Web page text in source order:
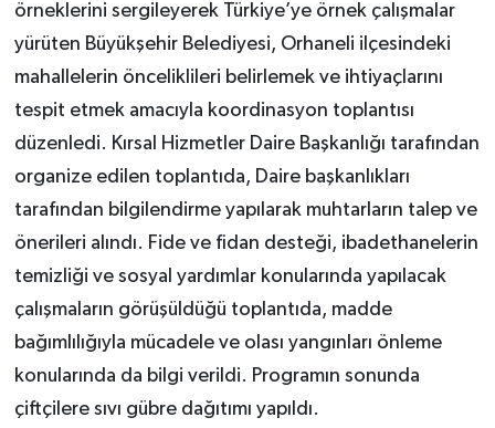
örneklerini sergileyerek Türkiye’ye örnek çalışmalar
yürüten Büyükşehir Belediyesi, Orhaneli ilçesindeki
mahallelerin önceliklileri belirlemek ve ihtiyaçlarını
tespit etmek amacıyla koordinasyon toplantısı
düzenledi. Kırsal Hizmetler Daire Başkanlığı tarafından
organize edilen toplantıda, Daire başkanlıkları
tarafından bilgilendirme yapılarak muhtarların talep ve
önerileri alındı. Fide ve fidan desteği, ibadethanelerin
temizliği ve sosyal yardımlar konularında yapılacak
çalışmaların görüşüldüğü toplantıda, madde
bağımlılığıyla mücadele ve olası yangınları önleme
konularında da bilgi verildi. Programın sonunda
çiftçilere sıvı gübre dağıtımı yapıldı.